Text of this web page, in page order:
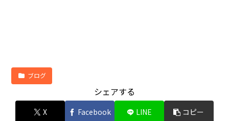
ブログ
シェアする
X Facebook LINE コピー